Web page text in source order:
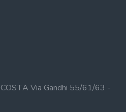
Via Gandhi 55/61/63 -